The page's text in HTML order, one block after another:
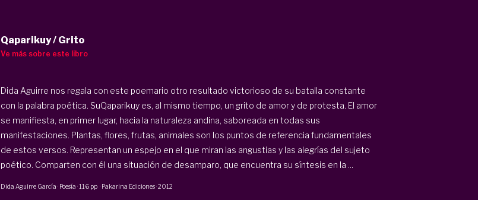
Qaparikuy / Grito
Ve más sobre este libro
Dida Aguirre nos regala con este poemario otro resultado victorioso de su batalla constante
con la palabra poética. SuQaparikuy es, al mismo tiempo, un grito de amor y de protesta. El amor
se manifiesta, en primer lugar, hacia la naturaleza andina, saboreada en todas sus
manifestaciones. Plantas, flores, frutas, animales son los puntos de referencia fundamentales
de estos versos. Representan un espejo en el que miran las angustias y las alegrías del sujeto
poético. Comparten con él una situación de desamparo, que encuentra su síntesis en la ...
Dida Aguirre García · Poesía ·116 pp· Pakarina Ediciones·2012